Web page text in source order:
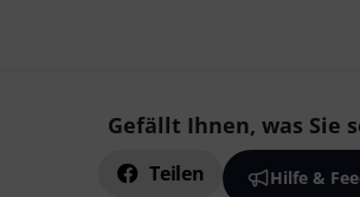
Gefällt Ihnen, was Sie
Teilen Hilfe &